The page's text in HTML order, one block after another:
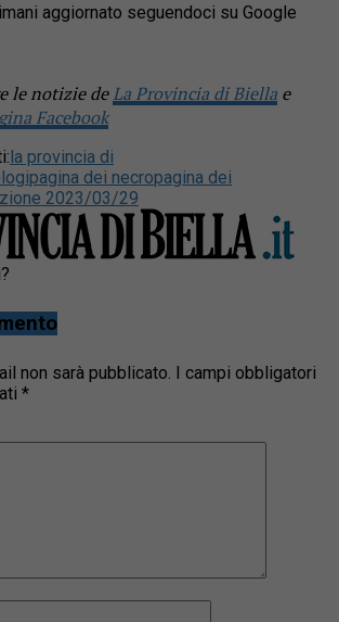
aggiornato seguendoci su Google
le notizie deLa Provincia di Biella e
Facebook
la provincia di
pagina dei necropagina dei
2023/03/29
non sarà pubblicato. I campi obbligatori
*